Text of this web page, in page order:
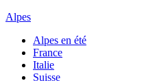
Alpes
Alpes en été
France
Italie
Suisse